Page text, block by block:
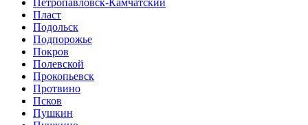
Пласт
Подольск
Подпорожье
Покров
Полевской
Прокопьевск
Протвино
Псков
Пушкин